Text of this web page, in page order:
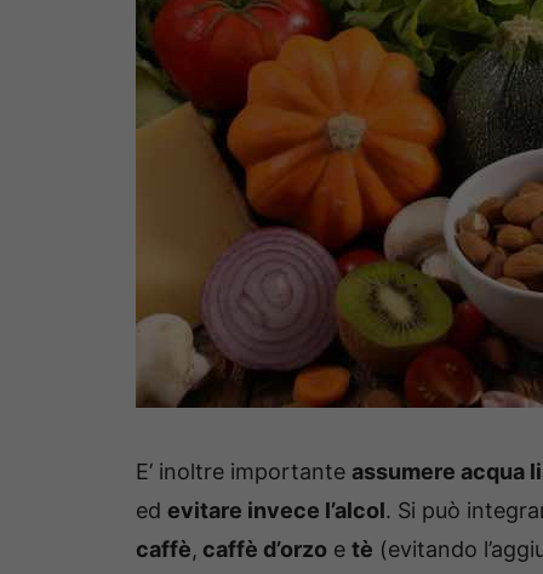
E’ inoltre importante assumere acqua
ed evitare invece l’alcol. Si può
caffè, caffè d’orzo e tè (evitando